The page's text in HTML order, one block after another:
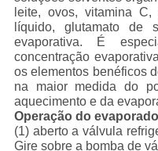
leite, ovos, vitamina
líquido, glutamato de
evaporativa. É
concentração
os elementos benéficos
na maior medida do
aquecimento e da
Operação do
(1) aberto a válvula
Gire sobre a bomba de